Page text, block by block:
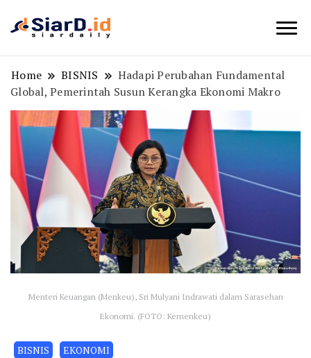
Home BISNIS
Hadapi Perubahan Fundamental
Global, Pemerintah Susun Kerangka Ekonomi Makro
Menteri Keuangan (Menkeu), Sri Mulyani Indrawati dalam Sarasehan
Ekonomi. (FOTO: Kemenkeu)
BISNIS EKONOMI